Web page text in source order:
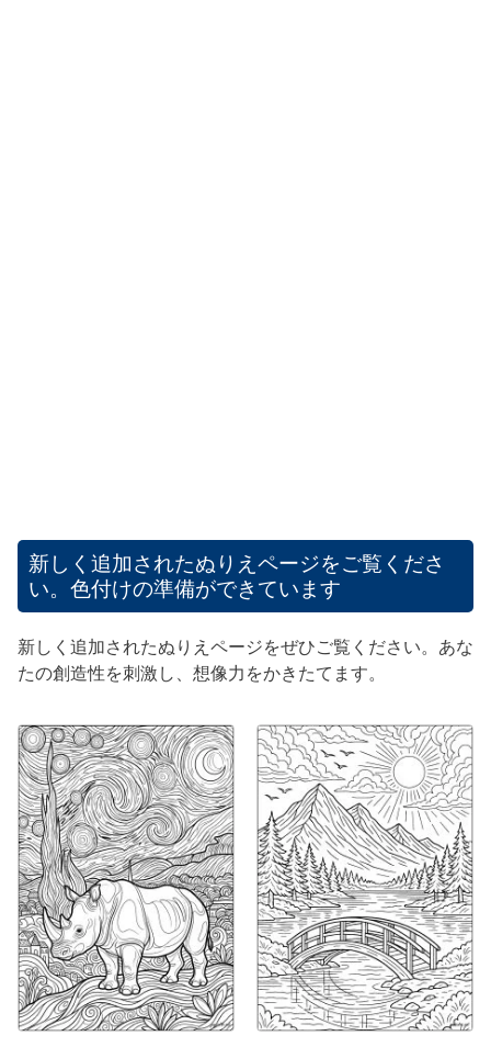
新しく追加されたぬりえページをご覧くださ
い。色付けの準備ができています
新しく追加されたぬりえページをぜひご覧ください。あな
たの創造性を刺激し、想像力をかきたてます。